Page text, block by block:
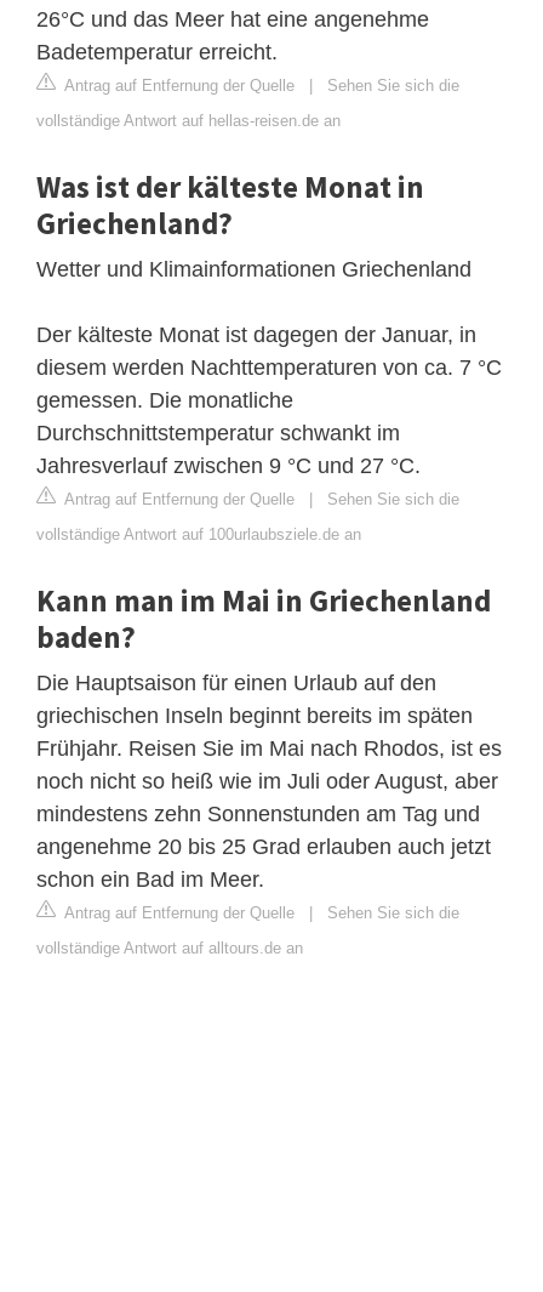
26°C und das Meer hat eine angenehme
Badetemperatur erreicht.
Antrag auf Entfernung der Quelle | Sehen Sie sich die
vollständige Antwort auf hellas-reisen.de an
Was ist der kälteste Monat in
Griechenland?
Wetter und Klimainformationen Griechenland
Der kälteste Monat ist dagegen der Januar, in
diesem werden Nachttemperaturen von ca. 7 °C
gemessen. Die monatliche
Durchschnittstemperatur schwankt im
Jahresverlauf zwischen 9 °C und 27 °C.
Antrag auf Entfernung der Quelle | Sehen Sie sich die
vollständige Antwort auf 100urlaubsziele.de an
Kann man im Mai in Griechenland
baden?
Die Hauptsaison für einen Urlaub auf den
griechischen Inseln beginnt bereits im späten
Frühjahr. Reisen Sie im Mai nach Rhodos, ist es
noch nicht so heiß wie im Juli oder August, aber
mindestens zehn Sonnenstunden am Tag und
angenehme 20 bis 25 Grad erlauben auch jetzt
schon ein Bad im Meer.
Antrag auf Entfernung der Quelle | Sehen Sie sich die
vollständige Antwort auf alltours.de an